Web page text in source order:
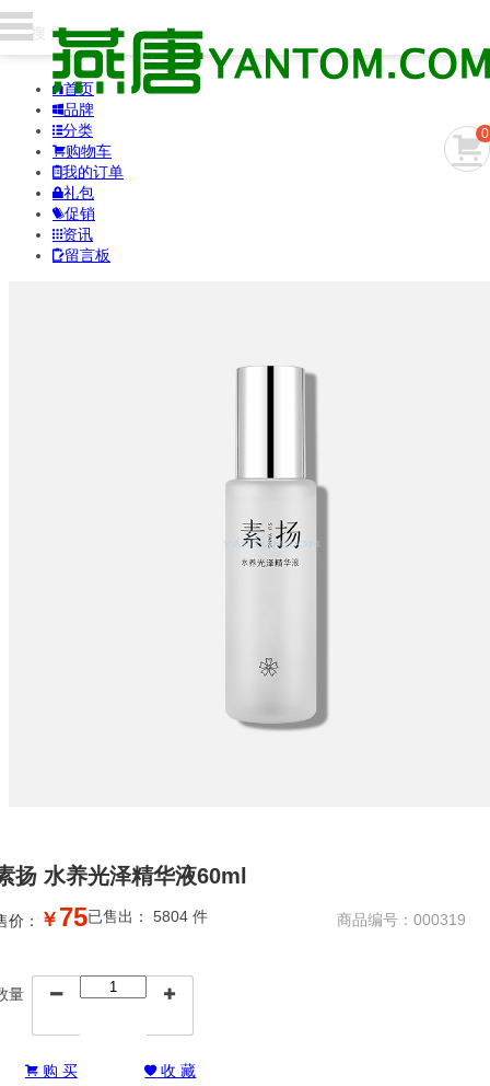
0
首页
品牌
分类
购物车
我的订单
礼包
促销
资讯
留言板
扬 水养光泽精华液60ml
价： ￥ 75 商品编号：000319
已售出： 5804 件
量  
购 买 收 藏